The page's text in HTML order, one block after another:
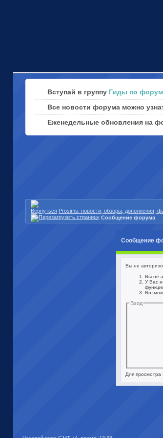
Вступай в группу Гиды по
Все новости форума можно
Еженедельные обновления на
Prosims: новости, обзоры, дополнения,
Сообщение форума
Сообщение
Вы не
Вы не
У Вас
Вход
Для просмотра